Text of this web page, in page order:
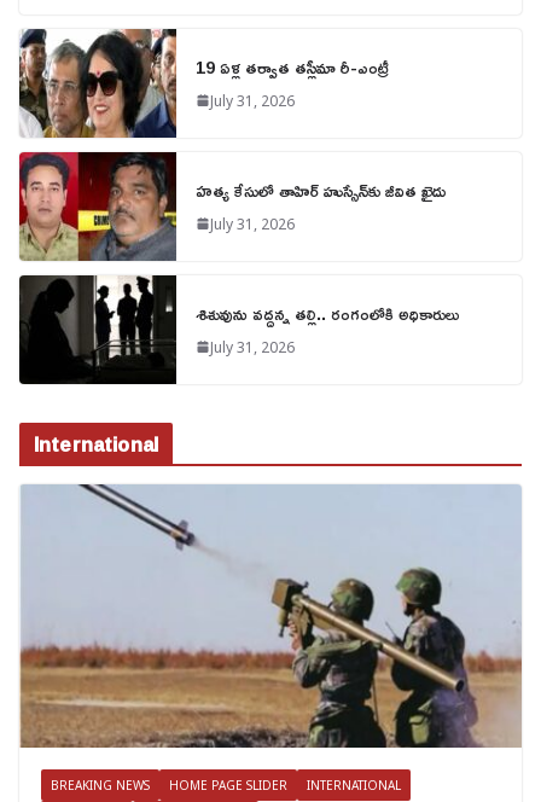
19 ఏళ్ల తర్వాత తస్లీమా రీ-ఎంట్రీ
July 31, 2026
హత్య కేసులో తాహిర్ హుస్సేన్‌కు జీవిత ఖైదు
July 31, 2026
శిశువును వద్దన్న తల్లి.. రంగంలోకి అధికారులు
July 31, 2026
International
BREAKING NEWS HOME PAGE SLIDER
INTERNATIONAL